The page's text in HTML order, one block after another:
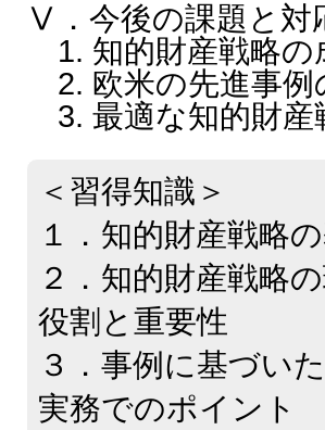
Ⅴ．今後の課題と対
1. 知的財産戦略の
2. 欧米の先進事例
3. 最適な知的財産
＜習得知識＞
１．知的財産戦略
２．知的財産戦略
役割と重要性
３．事例に基づい
実務でのポイント